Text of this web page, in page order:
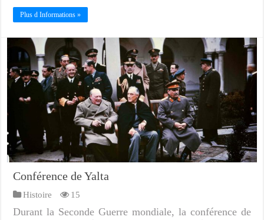
Plus d Informations »
Conférence de Yalta
Histoire 15
Durant la Seconde Guerre mondiale, la conférence de